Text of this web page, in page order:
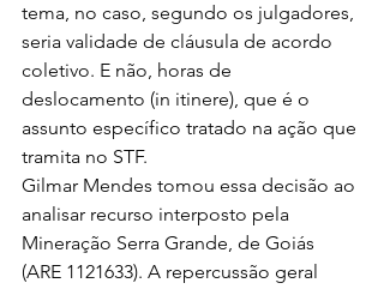
tema, no caso, segundo os julgadores,
seria validade de cláusula de acordo
coletivo. E não, horas de
deslocamento (in itinere), que é o
assunto específico tratado na ação que
tramita no STF.
Gilmar Mendes tomou essa decisão ao
analisar recurso interposto pela
Mineração Serra Grande, de Goiás
(ARE 1121633). A repercussão geral